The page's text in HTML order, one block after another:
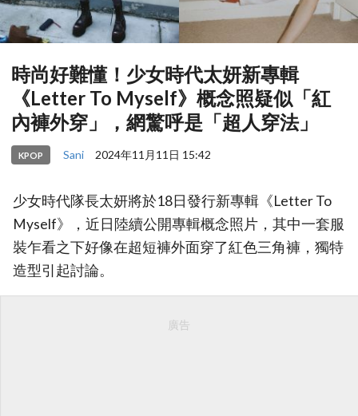
時尚好難懂！少女時代太妍新專輯
《Letter To Myself》概念照疑似「紅
內褲外穿」，網驚呼是「超人穿法」
KPOP Sani 2024年11月11日 15:42
少女時代隊長太妍將於18日發行新專輯《Letter To
Myself》，近日陸續公開專輯概念照片，其中一套服
裝乍看之下好像在超短褲外面穿了紅色三角褲，獨特
造型引起討論。
廣告